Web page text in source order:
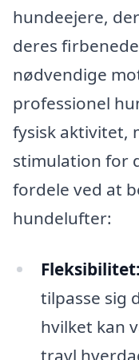
hundeejere,
deres
nødvendige
professionel
fysisk aktivitet,
stimulation for
fordele ved at
hundelufter:
Fleksibilitet:
tilpasse sig
hvilket kan
travl